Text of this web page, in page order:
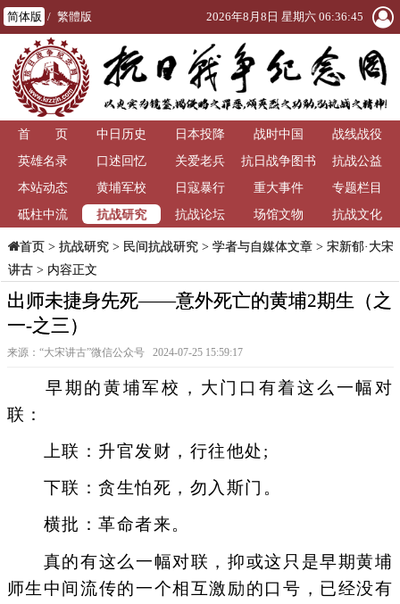
简体版 / 繁體版 2026年8月8日 星期六 06:36:46
首 页 中日历史 日本投降 战时中国
战线战役
英雄名录
口述回忆 关爱老兵
抗日战争图书
馆
抗战公益
本站动态
黄埔军校 日寇暴行 重大事件
专题栏目
砥柱中流
抗战研究 抗战论坛 场馆文物 抗战文化
首页> 抗战研究> 民间抗战研究> 学者与自媒体文章> 宋新郁·大宋
讲古> 内容正文
出师未捷身先死——意外死亡的黄埔2期生（之
一-之三）
来源：“大宋讲古”微信公众号 2024-07-25 15:59:17
早期的黄埔军校，大门口有着这么一幅对
联：
上联：升官发财，行往他处;
下联：贪生怕死，勿入斯门。
横批：革命者来。
真的有这么一幅对联，抑或这只是早期黄埔
师生中间流传的一个相互激励的口号，已经没有